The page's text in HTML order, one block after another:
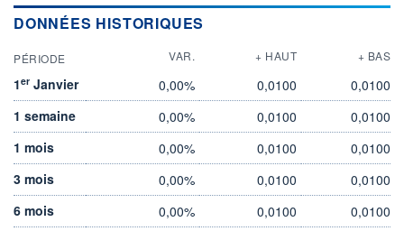
DONNÉES HISTORIQUES
PÉRIODE VAR. + HAUT + BAS
1er Janvier 0,00% 0,0100
0,0100
1 semaine
0,00% 0,0100
0,0100
1 mois
0,00% 0,0100
0,0100
3 mois
0,00% 0,0100
0,0100
6 mois
0,00% 0,0100
0,0100